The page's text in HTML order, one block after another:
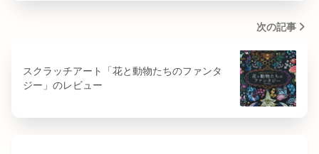
次の記事
スクラッチアート「花と動物たちのファンタ
ジー」のレビュー